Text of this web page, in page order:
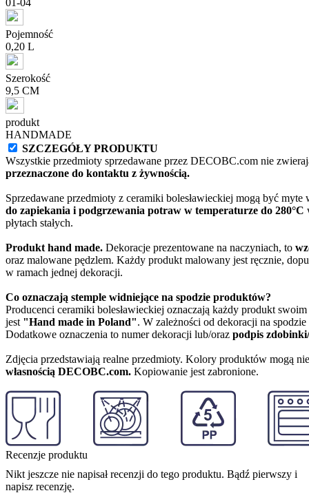
Pojemność
0,20 L
Szerokość
9,5 CM
produkt
HANDMADE
SZCZEGÓŁY PRODUKTU
Wszystkie przedmioty sprzedawane przez DECOBC.com nie
przeznaczone do kontaktu z żywnością.
Sprzedawane przedmioty z ceramiki bolesławieckiej mogą być
do zapiekania i podgrzewania potraw w temperaturze do 280°C
płytach stałych.
Produkt hand made. Dekoracje prezentowane na naczyniach, to
oraz malowane pędzlem. Każdy produkt malowany jest ręcznie,
w ramach jednej dekoracji.
Co oznaczają stemple widniejące na spodzie produktów?
Producenci ceramiki bolesławieckiej oznaczają każdy produkt swoim
jest "Hand made in Poland". W zależności od dekoracji na
Dodatkowe oznaczenia to numer dekoracji lub/oraz podpis
Zdjęcia przedstawiają realne przedmioty. Kolory produktów mogą
własnością DECOBC.com. Kopiowanie jest zabronione.
Recenzje produktu
Nikt jeszcze nie napisał recenzji do tego produktu. Bądź pierwszy i
napisz recenzję.